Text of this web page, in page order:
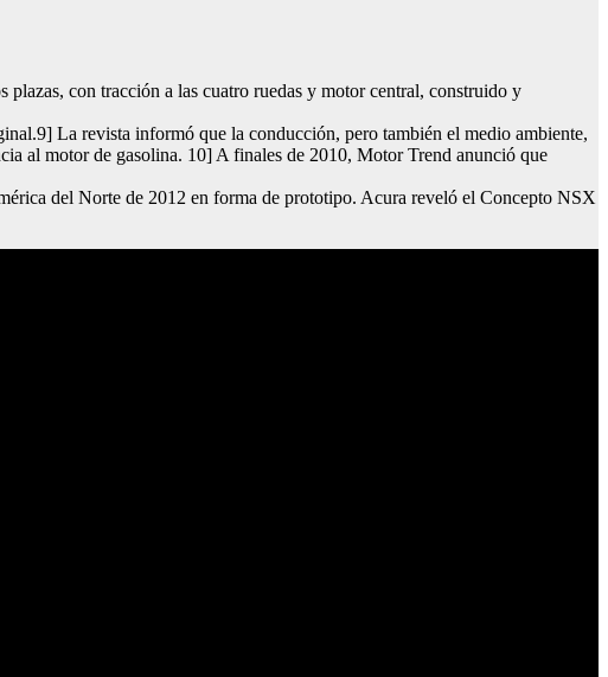
con tracción a las cuatro ruedas y motor central, construido y
La revista informó que la conducción, pero también el medio ambiente,
al motor de gasolina. 10] A finales de 2010, Motor Trend anunció que
del Norte de 2012 en forma de prototipo. Acura reveló el Concepto NSX